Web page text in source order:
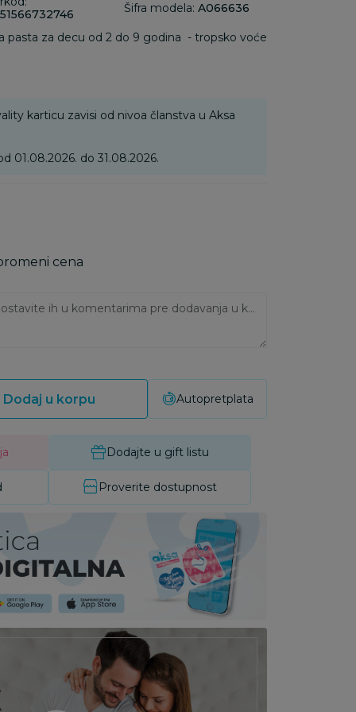
Šifra modela: A066636
pasta za decu od 2 do 9 godina - tropsko voće
karticu zavisi od nivoa članstva u Aksa
01.08.2026. do 31.08.2026.
cena
Ukoliko imate napomene, ostavite ih u komentarima pre dodavanja u korpu:
Dodaj u korpu Autopretplata
Dodajte u gift listu
Proverite dostupnost